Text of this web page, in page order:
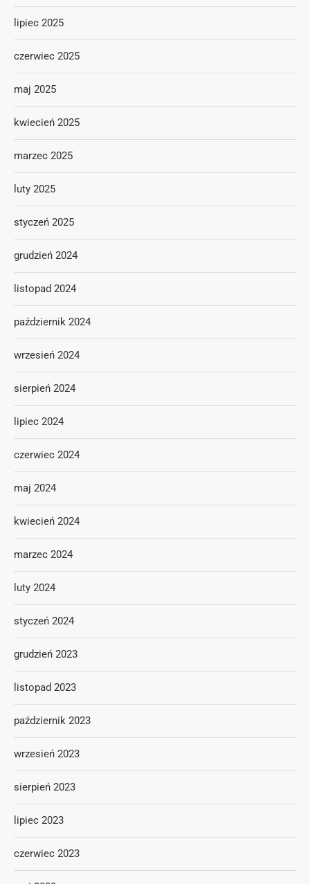
lipiec 2025
czerwiec 2025
maj 2025
kwiecień 2025
marzec 2025
luty 2025
styczeń 2025
grudzień 2024
listopad 2024
październik 2024
wrzesień 2024
sierpień 2024
lipiec 2024
czerwiec 2024
maj 2024
kwiecień 2024
marzec 2024
luty 2024
styczeń 2024
grudzień 2023
listopad 2023
październik 2023
wrzesień 2023
sierpień 2023
lipiec 2023
czerwiec 2023